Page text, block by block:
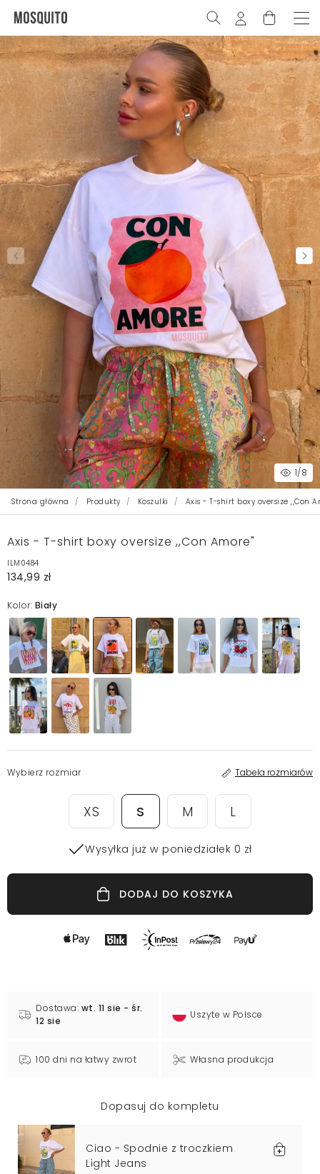
1/8
Strona główna Produkty Koszulki Axis - T-shirt boxy oversize ,,Con
Axis - T-shirt boxy oversize ,,Con Amore"
ILM0484
134,99 zł
Kolor: Biały
Wybierz rozmiar Tabela rozmiarów
XS S M L
Wysyłka już w poniedziałek 0 zł
DODAJ DO KOSZYKA
Dostawa: wt. 11 sie - śr.
12 sie
Uszyte w Polsce
100 dni na łatwy zwrot Własna produkcja
Dopasuj do kompletu
Ciao - Spodnie z troczkiem
Light Jeans